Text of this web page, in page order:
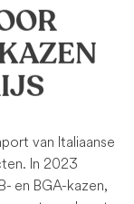
van Italiaanse
In 2023
en BGA-kazen,